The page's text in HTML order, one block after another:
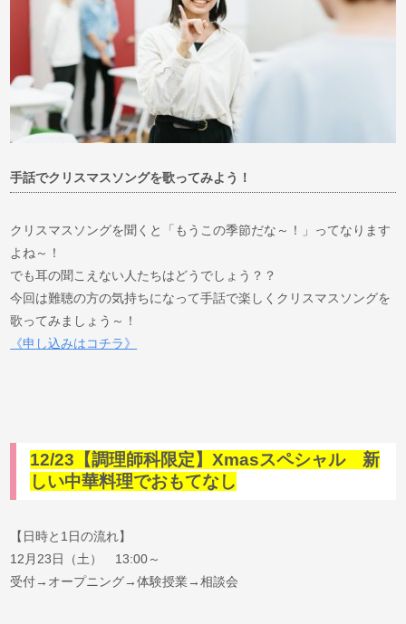
手話でクリスマスソングを歌ってみよう！
クリスマスソングを聞くと「もうこの季節だな～！」ってなります
よね～！
でも耳の聞こえない人たちはどうでしょう？？
今回は難聴の方の気持ちになって手話で楽しくクリスマスソングを
歌ってみましょう～！
《申し込みはコチラ》
12/23【調理師科限定】Xmasスペシャル 新
しい中華料理でおもてなし
【日時と1日の流れ】
12月23日（土） 13:00～
受付→オープニング→体験授業→相談会